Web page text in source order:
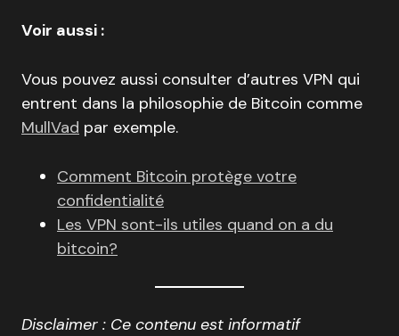
Voir aussi :
Vous pouvez aussi consulter d’autres VPN qui
entrent dans la philosophie de Bitcoin comme
MullVad par exemple.
Comment Bitcoin protège votre
confidentialité
Les VPN sont-ils utiles quand on a du
bitcoin?
Disclaimer : Ce contenu est informatif